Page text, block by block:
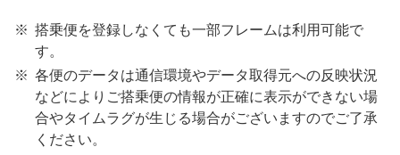
搭乗便を登録しなくても一部フレームは利用可能で
す。
各便のデータは通信環境やデータ取得元への反映状況
などによりご搭乗便の情報が正確に表示ができない場
合やタイムラグが生じる場合がございますのでご了承
ください。